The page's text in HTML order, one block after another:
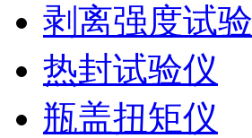
剥离强度试
热封试验仪
瓶盖扭矩仪